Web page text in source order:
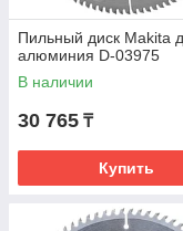
Пильный диск Makita
алюминия D-03975
В наличии
30 765 ₸
Купить